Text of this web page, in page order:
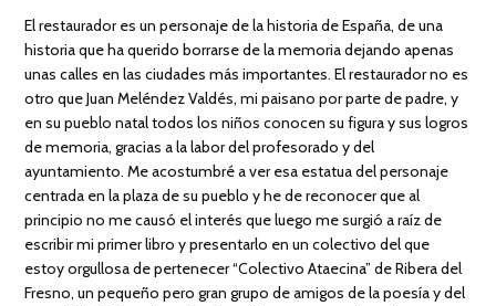
El restaurador es un personaje de la historia de España, de una
historia que ha querido borrarse de la memoria dejando apenas
unas calles en las ciudades más importantes. El restaurador no es
otro que Juan Meléndez Valdés, mi paisano por parte de padre, y
en su pueblo natal todos los niños conocen su figura y sus logros
de memoria, gracias a la labor del profesorado y del
ayuntamiento. Me acostumbré a ver esa estatua del personaje
centrada en la plaza de su pueblo y he de reconocer que al
principio no me causó el interés que luego me surgió a raíz de
escribir mi primer libro y presentarlo en un colectivo del que
estoy orgullosa de pertenecer “Colectivo Ataecina” de Ribera del
Fresno, un pequeño pero gran grupo de amigos de la poesía y del